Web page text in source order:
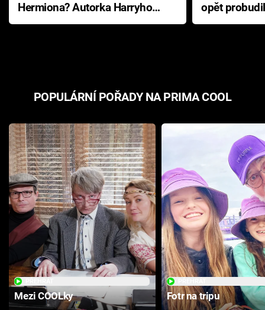
Hermiona? Autorka Harryho
Pottera přišla s ráznou
opět
přichází s
POPULÁRNÍ POŘADY NA PRIMA COOL
Mezi COOLky Fotr na tripu